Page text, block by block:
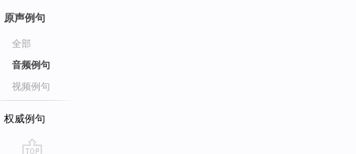
原声例句
全部
音频例句
视频例句
权威例句